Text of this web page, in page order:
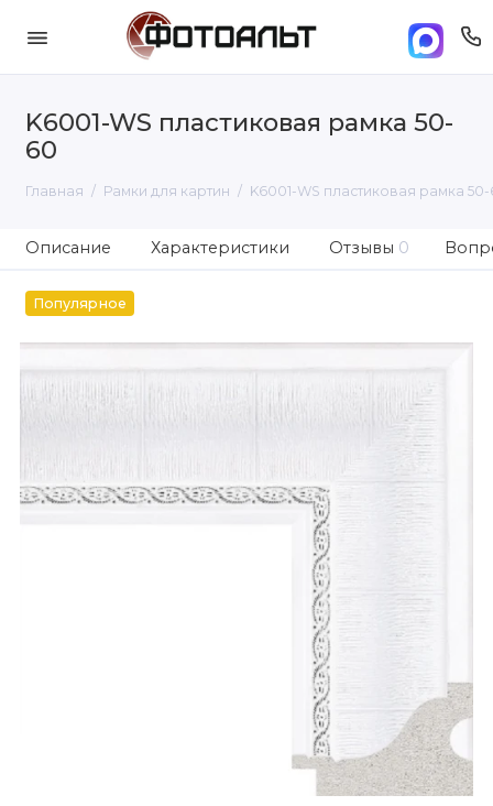
K6001-WS пластиковая рамка 50-
60
Главная Рамки для картин K6001-WS пластиковая рамка
Описание Характеристики Отзывы 0
Популярное